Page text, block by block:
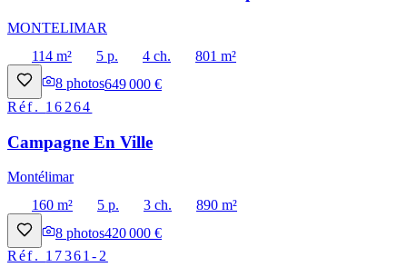
MONTELIMAR
114 m²
5 p. 4 ch.
801 m²
8 photos649 000 €
Réf. 16264
Campagne En Ville
Montélimar
160 m²
5 p. 3 ch.
890 m²
8 photos420 000 €
Réf. 17361-2